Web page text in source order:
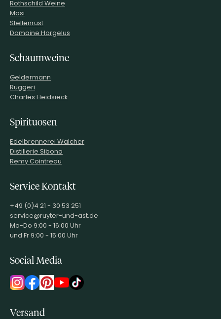
Rothschild Weine
Masi
Stellenrust
Domaine Horgelus
Schaumweine
Geldermann
Ruggeri
Charles Heidsieck
Spirituosen
Edelbrennerei Walcher
Distillerie Sibona
Remy Cointreau
Service Kontakt
+49 (0)4 21 - 30 53 251
service@ruyter-und-ast.de
Mo-Do 9:00 - 16:00 Uhr
und Fr 9:00 - 15:00 Uhr
Social Media
Versand